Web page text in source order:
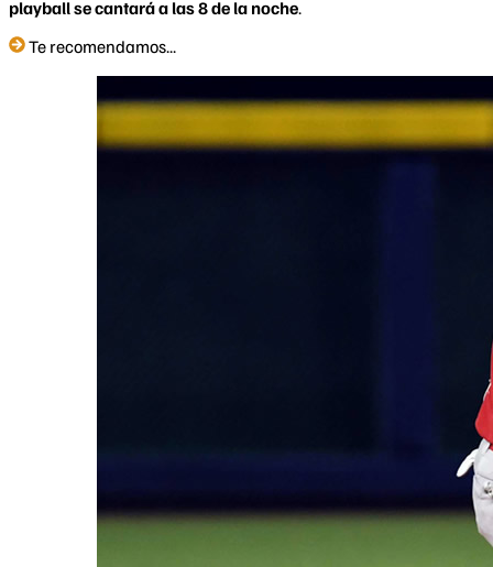
playball se cantará a las 8 de la noche.
Te recomendamos...